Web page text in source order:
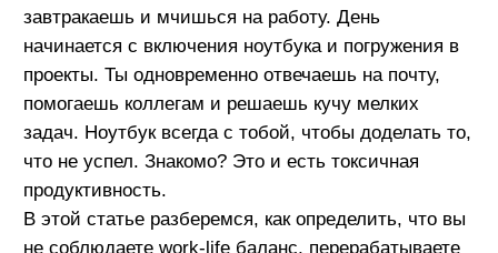
задач и чувствует себя виноватым, если нечем
Это отличается от выгорания или хронической
усталости тем, что даже в состоянии усталости и
стресса человек продолжает принимать новые
обязательства. Когда задачи заканчиваются,
возникает чувство вины за бездействие, и это
заставляет снова загружать себя работой. Такой
выполнить их как можно быстрее, пренебрегая
отдыхом и здоровьем, и снова возвращаетесь к
началу, полностью игнорируя необходимость в